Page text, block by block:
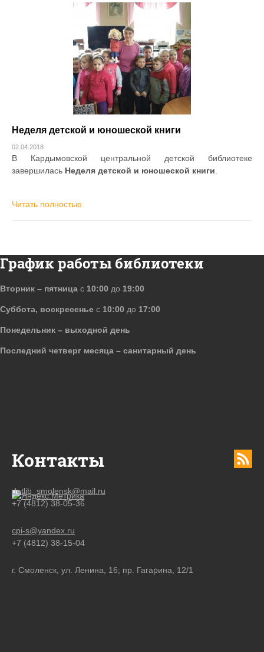
Неделя детской и юношеской книги
02.04.2018
В Кардымовской центральной детской библиотеке
завершилась Неделя детской и юношеской книги
Читать полностью
Контакты
detlib_smolensk@mail.ru
+7 (4812) 38-05-36
cpi-s@yandex.ru
+7 (4812) 38-15-04
г. Смоленск, ул. Ленина, 16; пр. Гагарина, 12/1
График работы библиотеки
Вторник – пятница с 10:00 до 19:00
Суббота, воскресенье с 10:00 до 17:00
Понедельник – выходной день
Последний четверг месяца – санитарный день